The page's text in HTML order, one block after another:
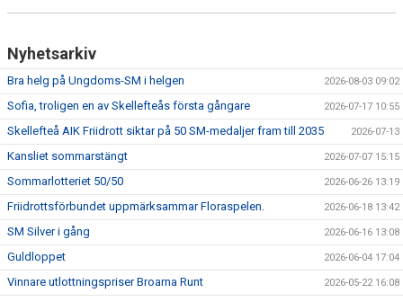
Nyhetsarkiv
Bra helg på Ungdoms-SM i helgen 2026-08-03 09:02
Sofia, troligen en av Skellefteås första gångare 2026-07-17 10:55
Skellefteå AIK Friidrott siktar på 50 SM-medaljer fram till 2035 2026-07-13
Kansliet sommarstängt 2026-07-07 15:15
Sommarlotteriet 50/50 2026-06-26 13:19
Friidrottsförbundet uppmärksammar Floraspelen. 2026-06-18 13:42
SM Silver i gång 2026-06-16 13:08
Guldloppet 2026-06-04 17:04
Vinnare utlottningspriser Broarna Runt 2026-05-22 16:08